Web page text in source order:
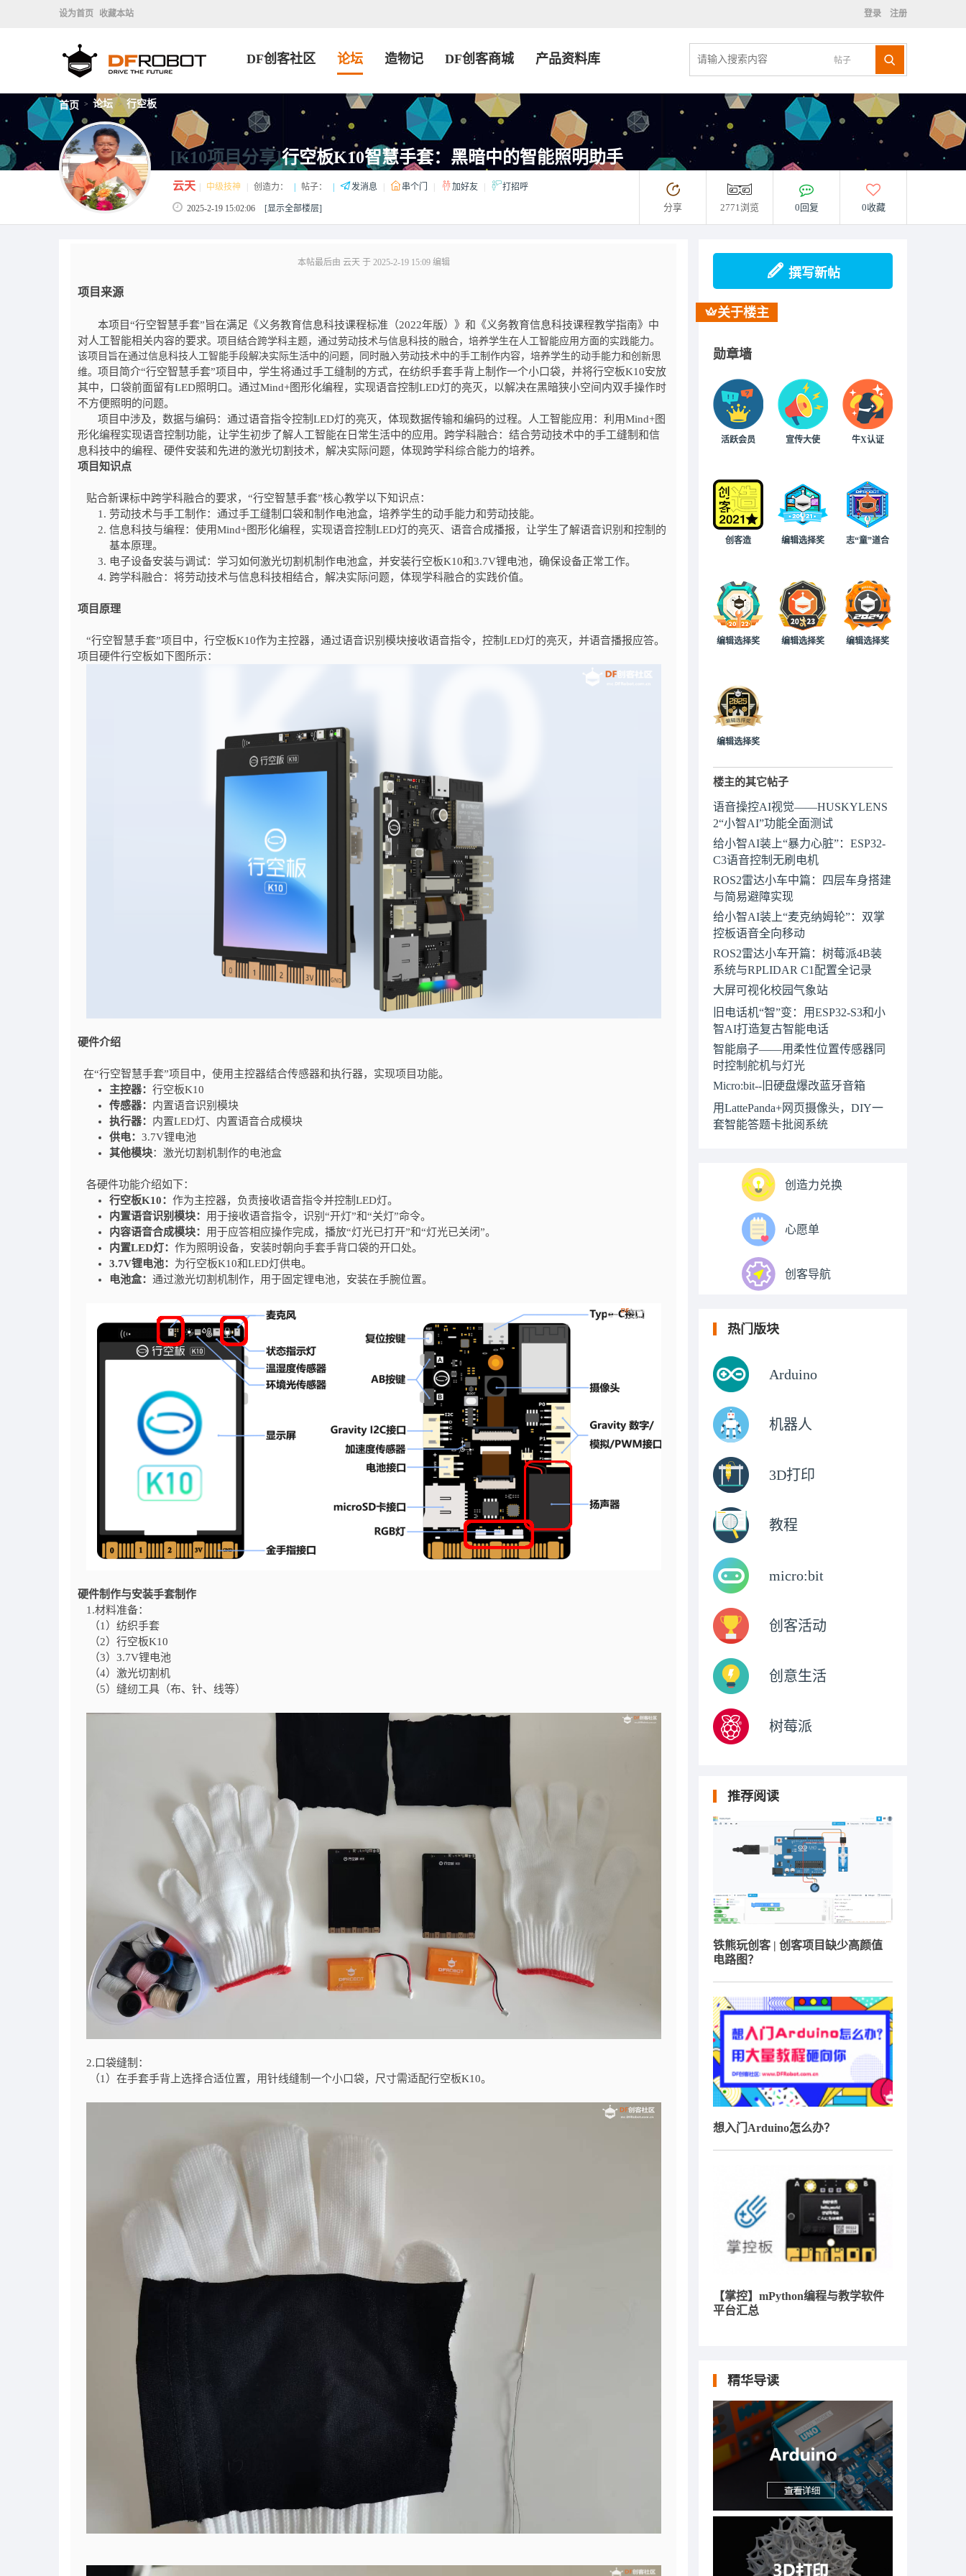
设为首页 收藏本站 登录 注册
帖子
DF创客社区 论坛 造物记 DF创客商城 产品资料库
首页 > 论坛 > 行空板
[K10项目分享]行空板K10智慧手套：黑暗中的智能照明助手
云天 中级技神 创造力： 帖子： 发消息 串个门 加好友 打招呼
2025-2-19 15:02:06 [显示全部楼层] 分享 2771浏览 0回复 0收藏
本帖最后由 云天 于 2025-2-19 15:09 编辑
项目来源
本项目“行空智慧手套”旨在满足《义务教育信息科技课程标准（2022年版）》和《义务教育信息科技课程教学指南》中
对人工智能相关内容的要求。项目结合跨学科主题，通过劳动技术与信息科技的融合，培养学生在人工智能应用方面的实践能力。
该项目旨在通过信息科技人工智能手段解决实际生活中的问题，同时融入劳动技术中的手工制作内容，培养学生的动手能力和创新思
维。 项目简介“行空智慧手套”项目中，学生将通过手工缝制的方式，在纺织手套手背上制作一个小口袋，并将行空板K10安放
其中，口袋前面留有LED照明口。通过Mind+图形化编程，实现语音控制LED灯的亮灭，以解决在黑暗狭小空间内双手操作时
不方便照明的问题。
项目中涉及，数据与编码：通过语音指令控制LED灯的亮灭，体现数据传输和编码的过程。人工智能应用：利用Mind+图
形化编程实现语音控制功能，让学生初步了解人工智能在日常生活中的应用。跨学科融合：结合劳动技术中的手工缝制和信
息科技中的编程、硬件安装和先进的激光切割技术，解决实际问题，体现跨学科综合能力的培养。
项目知识点
贴合新课标中跨学科融合的要求，“行空智慧手套”核心教学以下知识点：
劳动技术与手工制作：通过手工缝制口袋和制作电池盒，培养学生的动手能力和劳动技能。
信息科技与编程：使用Mind+图形化编程，实现语音控制LED灯的亮灭、语音合成播报，让学生了解语音识别和控制的
基本原理。
电子设备安装与调试：学习如何激光切割机制作电池盒，并安装行空板K10和3.7V锂电池，确保设备正常工作。
跨学科融合：将劳动技术与信息科技相结合，解决实际问题，体现学科融合的实践价值。
项目原理
“行空智慧手套”项目中，行空板K10作为主控器，通过语音识别模块接收语音指令，控制LED灯的亮灭，并语音播报应答。
项目硬件行空板如下图所示：
硬件介绍
在“行空智慧手套”项目中，使用主控器结合传感器和执行器，实现项目功能。
主控器： 行空板K10
传感器： 内置语音识别模块
执行器： 内置LED灯、内置语音合成模块
供电： 3.7V锂电池
其他模块：激光切割机制作的电池盒
各硬件功能介绍如下：
行空板K10： 作为主控器，负责接收语音指令并控制LED灯。
内置语音识别模块： 用于接收语音指令，识别“开灯”和“关灯”命令。
内容语音合成模块： 用于应答相应操作完成，播放“灯光已打开”和“灯光已关闭”。
内置LED灯： 作为照明设备，安装时朝向手套手背口袋的开口处。
3.7V锂电池： 为行空板K10和LED灯供电。
电池盒： 通过激光切割机制作，用于固定锂电池，安装在手腕位置。
硬件制作与安装手套制作
1.材料准备：
（1） 纺织手套
（2） 行空板K10
（3） 3.7V锂电池
（4） 激光切割机
（5） 缝纫工具（布、针、线等）
2.口袋缝制 ：
（1）在手套手背上选择合适位置，用针线缝制一个小口袋，尺寸需适配行空板K10。
撰写新帖
关于楼主
勋章墙
活跃会员 宣传大使 牛X认证
创客造 编辑选择奖 志“童”道合
编辑选择奖 编辑选择奖 编辑选择奖
编辑选择奖
楼主的其它帖子
语音操控AI视觉——HUSKYLENS
2“小智AI”功能全面测试
给小智AI装上“暴力心脏”：ESP32-
C3语音控制无刷电机
ROS2雷达小车中篇：四层车身搭建
与简易避障实现
给小智AI装上“麦克纳姆轮”：双掌
控板语音全向移动
ROS2雷达小车开篇：树莓派4B装
系统与RPLIDAR C1配置全记录
大屏可视化校园气象站
旧电话机“智”变：用ESP32-S3和小
智AI打造复古智能电话
智能扇子——用柔性位置传感器同
时控制舵机与灯光
Micro:bit--旧硬盘爆改蓝牙音箱
用LattePanda+网页摄像头，DIY一
套智能答题卡批阅系统
创造力兑换
心愿单
创客导航
热门版块
Arduino
机器人
3D打印
教程
micro:bit
创客活动
创意生活
树莓派
推荐阅读
铁熊玩创客 | 创客项目缺少高颜值
电路图？
想入门Arduino怎么办？
【掌控】mPython编程与教学软件
平台汇总
精华导读